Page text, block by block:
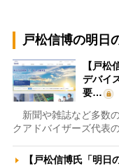
戸松信博の明日
【戸
デバイ
要…
新聞や雑誌など多数
クアドバイザーズ代表
【戸松信博氏「明